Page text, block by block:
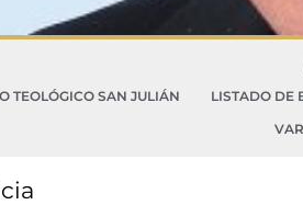
TEOLÓGICO SAN JULIÁN LISTADO DE